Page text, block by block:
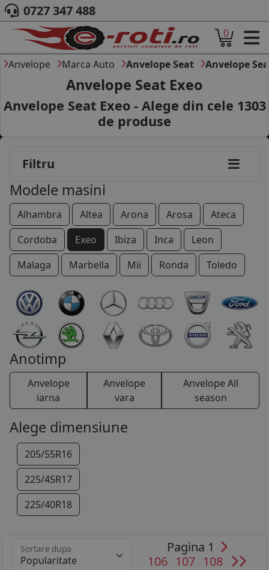
ACASA
DESPRE NOI
ANVELOPE
AUTO
CAMION
MOTO
MARCA AUTO
BLOG
B2B - COLABORARE COMPANII
CONT
CONTACT
0727 347 488
0
Anvelope Marca Auto Anvelope Seat Anvelope
Anvelope Seat Exeo
Anvelope Seat Exeo - Alege din cele 1303
de produse
Filtru
Modele masini
Alhambra Altea Arona Arosa
Ateca
Cordoba
Exeo Ibiza Inca
Leon
Malaga
Marbella Mii Ronda Toledo
Anotimp
Anvelope
iarna
Anvelope
vara
Anvelope All
season
Alege dimensiune
205/55R16
225/45R17
225/40R18
Sortare dupa
Pagina 1
106 107 108